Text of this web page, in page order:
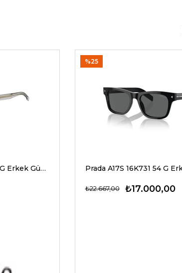
Boss 1598/S KB7QT 55 G Erkek Güneş Gözlükleri
₺17.000,00
₺22.667,00
%25